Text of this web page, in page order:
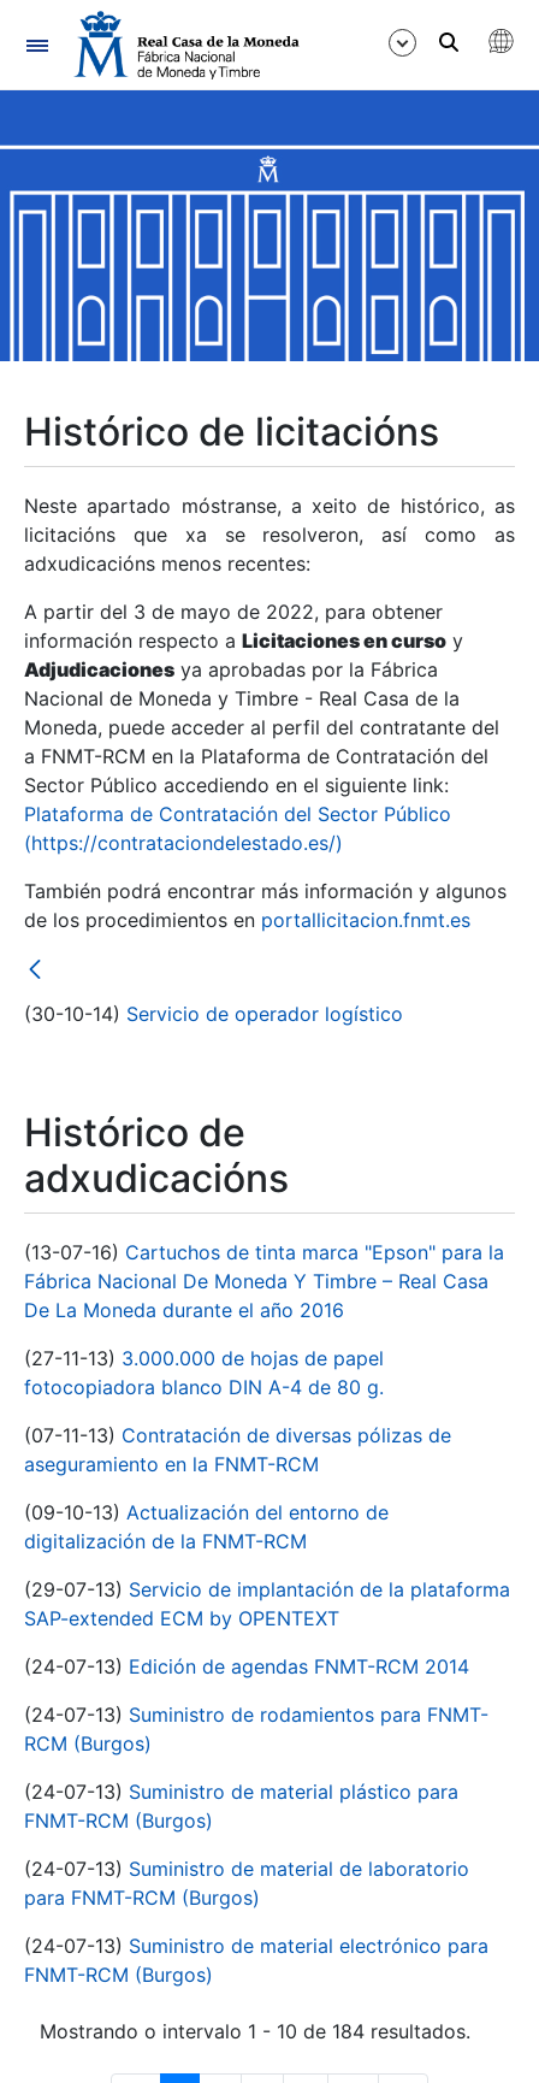
Navegación
Mostrar/Ocultar
Mostrar/Ocultar
Mostrar/Ocultar
Mostrar/Ocultar
Mostrar/Ocultar
Mostrar/Ocultar
Histórico de licitacións
Neste apartado móstranse, a xeito de histórico, as
licitacións que xa se resolveron, así como as
adxudicacións menos recentes:
A partir del 3 de mayo de 2022, para obtener
información respecto a Licitaciones en curso y
Adjudicaciones ya aprobadas por la Fábrica
Nacional de Moneda y Timbre - Real Casa de la
Moneda, puede acceder al perfil del contratante del
a FNMT-RCM en la Plataforma de Contratación del
Sector Público accediendo en el siguiente link:
Plataforma de Contratación del Sector Público
(https://contrataciondelestado.es/)
También podrá encontrar más información y algunos
de los procedimientos en portallicitacion.fnmt.es
(30-10-14) Servicio de operador logístico
Histórico de
adxudicacións
(13-07-16) Cartuchos de tinta marca "Epson" para la
Fábrica Nacional De Moneda Y Timbre – Real Casa
De La Moneda durante el año 2016
(27-11-13) 3.000.000 de hojas de papel
fotocopiadora blanco DIN A-4 de 80 g.
(07-11-13) Contratación de diversas pólizas de
aseguramiento en la FNMT-RCM
(09-10-13) Actualización del entorno de
digitalización de la FNMT-RCM
(29-07-13) Servicio de implantación de la plataforma
SAP-extended ECM by OPENTEXT
(24-07-13) Edición de agendas FNMT-RCM 2014
(24-07-13) Suministro de rodamientos para FNMT-
RCM (Burgos)
(24-07-13) Suministro de material plástico para
FNMT-RCM (Burgos)
(24-07-13) Suministro de material de laboratorio
para FNMT-RCM (Burgos)
(24-07-13) Suministro de material electrónico para
FNMT-RCM (Burgos)
Mostrando o intervalo 1 - 10 de 184 resultados.